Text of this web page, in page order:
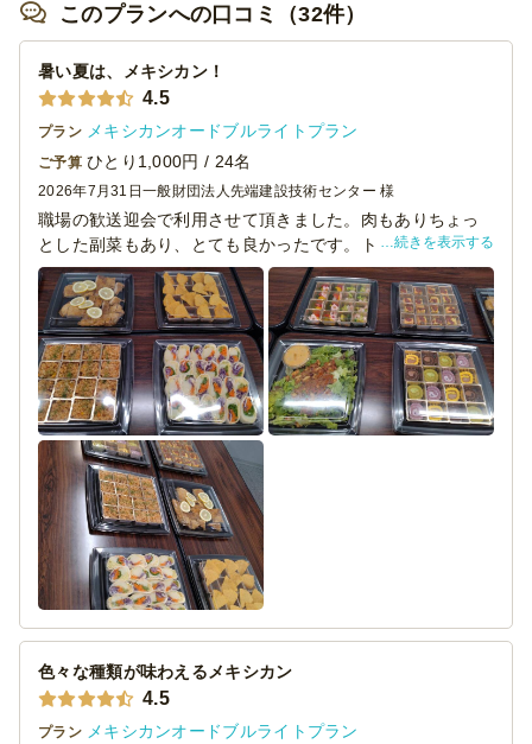
このプランへの口コミ（32件）
暑い夏は、メキシカン！
4.5
プラン メキシカンオードブルライトプラン
ご予算 ひとり1,000円 / 24名
2026年7月31日 一般財団法人先端建設技術センター 様
職場の歓送迎会で利用させて頂きました。肉もありちょっ
とした副菜もあり、とても良かったです。トルティーヤ
は、野菜がたっぷりで皮もしっとりしていてとても美味し
かったです。トルティーヤを食べたことないという年配の
人もいたのには驚きましたが（苦笑）。ネットで見た時
は、12人前で１ケースに収まっていたので、24人前を頼め
ば２セット分のケースで納品されると思っていたのです
が、16人前で１ケースになっていたため、スイーツの隣に
メキシカンライスが入っていたのはちょっと残念でした。
続きを表示する
色々な種類が味わえるメキシカン
4.5
プラン メキシカンオードブルライトプラン